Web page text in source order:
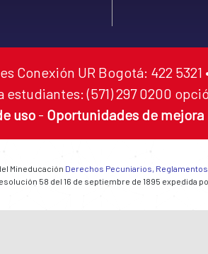
Conexión UR Bogotá: 422 5321
(571) 297 0200
uso - Oportunidades de mejora
Mineducación Derechos Pecuniarios,
58 del 16 de septiembre de 1895 expedida